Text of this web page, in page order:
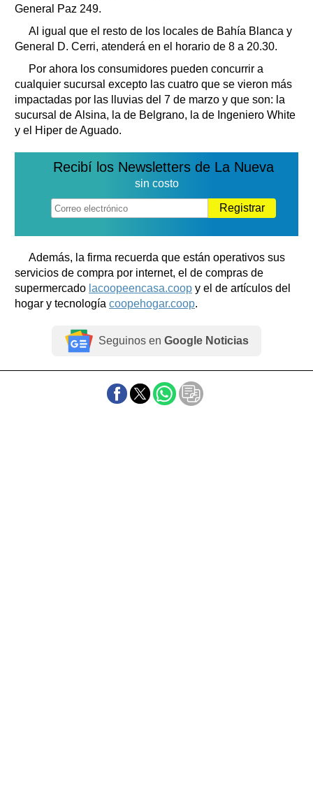
Servicios
Transportes
Loterías
Datos Útiles
Fúnebres
Edictos
Teléfonos de urgencia
General Paz 249.
Al igual que el resto de los locales de Bahía Blanca y
General D. Cerri, atenderá en el horario de 8 a 20.30.
Por ahora los consumidores pueden concurrir a
cualquier sucursal excepto las cuatro que se vieron más
impactadas por las lluvias del 7 de marzo y que son: la
sucursal de Alsina, la de Belgrano, la de Ingeniero White
y el Hiper de Aguado.
Recibí los Newsletters de La Nueva
sin costo
Registrar
Además, la firma recuerda que están operativos sus
servicios de compra por internet, el de compras de
supermercado lacoopeencasa.coop y el de artículos del
hogar y tecnología coopehogar.coop.
Seguinos en Google Noticias